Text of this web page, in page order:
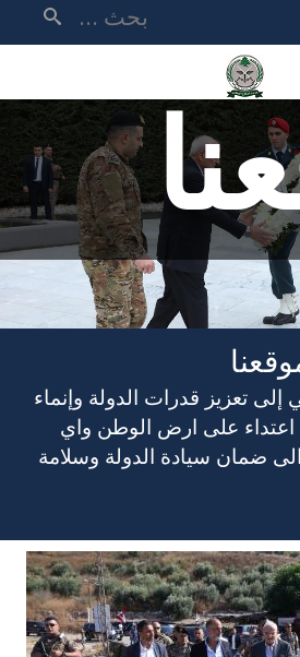
تعزيز قدرات الدولة وإنماء
اعتداء على ارض الوطن واي
ضمان سيادة الدولة وسلامة